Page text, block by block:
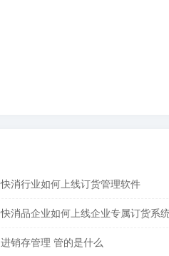
快消行业如何上线订货管理软件
快消品企业如何上线企业专属订货系
进销存管理 管的是什么